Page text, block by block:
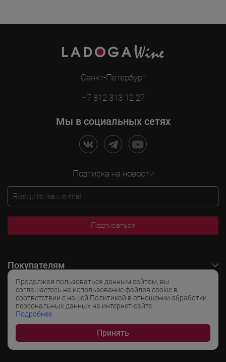
Продолжая пользоваться данным сайтом, вы
соглашаетесь на использование файлов cookie в
соответствии с нашей Политикой в отношении обработки
персональных данных на интернет-сайте.
Подробнее
Принять
Санкт-Петербург
+7 812 313 12 27
Мы в социальных сетях
Подписка на новости
Подписаться
Покупателям
O LADOGA Wine
Интересные разделы
Популярные разделы